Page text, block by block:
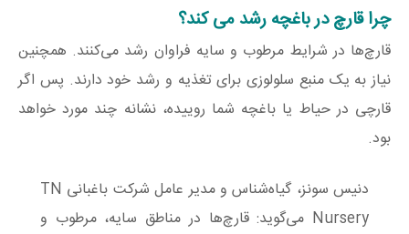
چرا قارچ در باغچه رشد می‌ کند؟
قارچ‌ها در شرایط مرطوب و سایه فراوان رشد می‌کنند. همچنین
نیاز به یک منبع سلولوزی برای تغذیه و رشد خود دارند. پس اگر
قارچی در حیاط یا باغچه شما روییده، نشانه چند مورد خواهد
بود.
دنیس سونز، گیاه‌شناس و مدیر عامل شرکت باغبانی TN
Nursery می‌گوید: قارچ‌ها در مناطق سایه‌، مرطوب و